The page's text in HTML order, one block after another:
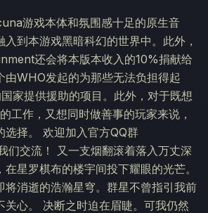
游戏本体和氛围感十足的原生音
到本游戏黑暗科幻的世界中。此外，
还会将本版本收入的10%捐献给
由WHO发起的为那些无法负担得起
家提供援助的项目。此外，对于既想
工作，又想同时做善事的玩家来说，
选择。 欢迎加入官方QQ群
们交流！ 又一支烟翻滚着落入万丈深
星罗棋布的楼宇间投下耀眼的光芒。
将消逝的浩瀚星穹。群星不曾指引我前
关心。 决断之时迫在眉睫。可我仍然